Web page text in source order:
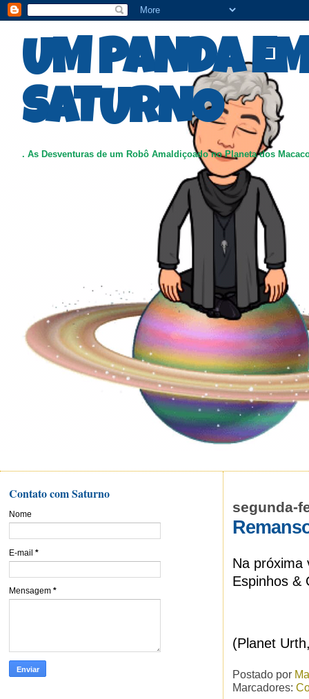
UM PANDA
SATURNO
. As Desventuras de um Robô Amaldiçoado no Planeta dos
segunda-
Na próxima
Espinhos &
(Planet
Postado por
Marcadores:
Contato com Saturno
Nome
E-mail *
Mensagem *